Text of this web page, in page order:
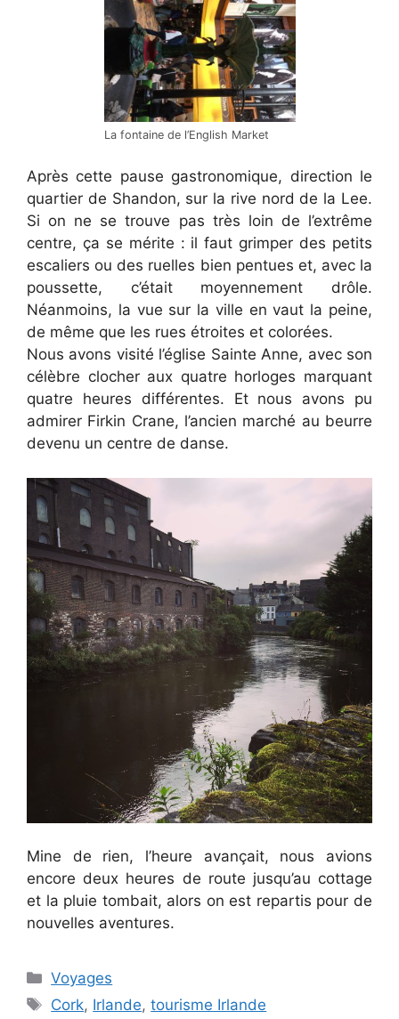
La fontaine de l’English Market
Après cette pause gastronomique, direction le
quartier de Shandon, sur la rive nord de la Lee.
Si on ne se trouve pas très loin de l’extrême
centre, ça se mérite : il faut grimper des petits
escaliers ou des ruelles bien pentues et, avec la
poussette, c’était moyennement drôle.
Néanmoins, la vue sur la ville en vaut la peine,
de même que les rues étroites et colorées.
Nous avons visité l’église Sainte Anne, avec son
célèbre clocher aux quatre horloges marquant
quatre heures différentes. Et nous avons pu
admirer Firkin Crane, l’ancien marché au beurre
devenu un centre de danse.
Mine de rien, l’heure avançait, nous avions
encore deux heures de route jusqu’au cottage
et la pluie tombait, alors on est repartis pour de
nouvelles aventures.
Categories
Voyages
Tags
Cork, Irlande,tourisme Irlande